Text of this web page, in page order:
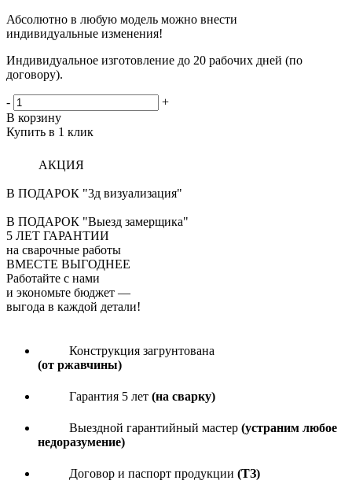
Абсолютно в любую модель можно внести
индивидуальные изменения!
Индивидуальное изготовление до 20 рабочих дней (по
договору).
-
+
В корзину
Купить в 1 клик
АКЦИЯ
В ПОДАРОК "3д визуализация"
В ПОДАРОК "Выезд замерщика"
5 ЛЕТ ГАРАНТИИ
на сварочные работы
ВМЕСТЕ ВЫГОДНЕЕ
Работайте с нами
и экономьте бюджет —
выгода в каждой детали!
Конструкция загрунтована
(от ржавчины)
Гарантия 5 лет (на сварку)
Выездной гарантийный мастер (устраним любое
недоразумение)
Договор и паспорт продукции (ТЗ)